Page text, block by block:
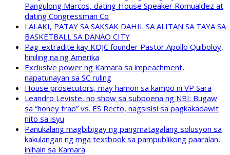
Pangulong Marcos, dating House Speaker Romualdez at
dating Congressman Co
LALAKI, PATAY SA SAKSAK DAHIL SA ALITAN SA TAYA SA
BASKETBALL SA DANAO CITY
Pag-extradite kay KOJC founder Pastor Apollo Quiboloy,
hiniling na ng Amerika
Exclusive power ng Kamara sa impeachment,
napatunayan sa SC ruling
House prosecutors, may hamon sa kampo ni VP Sara
Leandro Leviste, no show sa subpoena ng NBI; Bugaw
sa “honey trap” vs. ES Recto, nagsisisi sa pagkakadawit
nito sa isyu
Panukalang magbibigay ng pangmatagalang solusyon sa
kakulangan ng mga textbook sa pampublikong paaralan,
inihain sa Kamara